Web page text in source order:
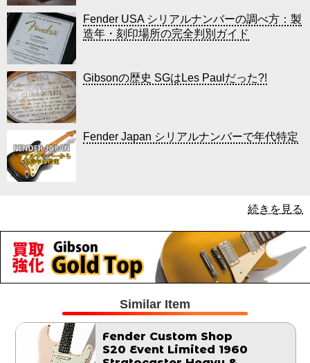
Fender USA シリアルナンバーの調べ方：製
造年・刻印場所の完全判別ガイド
Gibsonの歴史 SGはLes Paulだった?!
Fender Japan シリアルナンバーで年代特定
続きを見る
Similar Item
Fender Custom Shop
S20 Event Limited 1960